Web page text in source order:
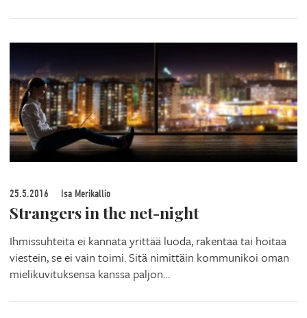
25.5.2016 Isa Merikallio
Strangers in the net-night
Ihmissuhteita ei kannata yrittää luoda, rakentaa tai hoitaa
viestein, se ei vain toimi. Sitä nimittäin kommunikoi oman
mielikuvituksensa kanssa paljon…